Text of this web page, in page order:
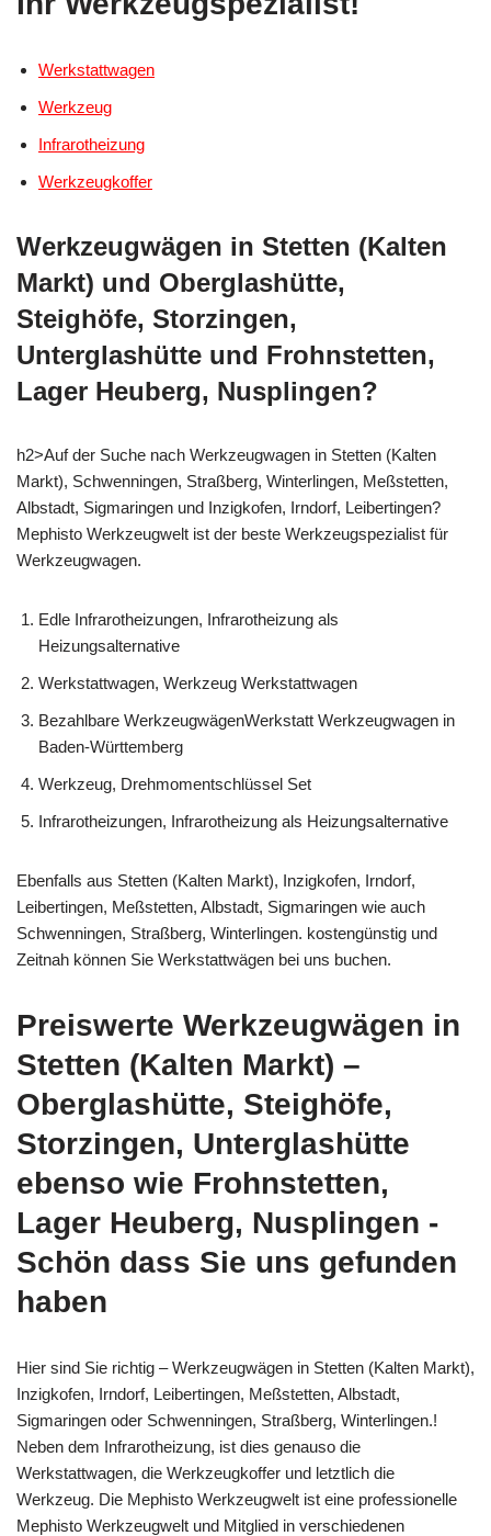
Werkstattwagen
Werkzeug
Infrarotheizung
Werkzeugkoffer
Werkzeugwägen in Stetten (Kalten
Markt) und Oberglashütte,
Steighöfe, Storzingen,
Unterglashütte und Frohnstetten,
Lager Heuberg, Nusplingen?
h2>Auf der Suche nach Werkzeugwagen in Stetten (Kalten
Markt), Schwenningen, Straßberg, Winterlingen, Meßstetten,
Albstadt, Sigmaringen und Inzigkofen, Irndorf, Leibertingen?
Mephisto Werkzeugwelt ist der beste Werkzeugspezialist für
Werkzeugwagen.
Edle Infrarotheizungen, Infrarotheizung als
Heizungsalternative
Werkstattwagen, Werkzeug Werkstattwagen
Bezahlbare WerkzeugwägenWerkstatt Werkzeugwagen in
Baden-Württemberg
Werkzeug, Drehmomentschlüssel Set
Infrarotheizungen, Infrarotheizung als Heizungsalternative
Ebenfalls aus Stetten (Kalten Markt), Inzigkofen, Irndorf,
Leibertingen, Meßstetten, Albstadt, Sigmaringen wie auch
Schwenningen, Straßberg, Winterlingen. kostengünstig und
Zeitnah können Sie Werkstattwägen bei uns buchen.
Preiswerte Werkzeugwägen in
Stetten (Kalten Markt) –
Oberglashütte, Steighöfe,
Storzingen, Unterglashütte
ebenso wie Frohnstetten,
Lager Heuberg, Nusplingen -
Schön dass Sie uns gefunden
haben
Hier sind Sie richtig – Werkzeugwägen in Stetten (Kalten Markt),
Inzigkofen, Irndorf, Leibertingen, Meßstetten, Albstadt,
Sigmaringen oder Schwenningen, Straßberg, Winterlingen.!
Neben dem Infrarotheizung, ist dies genauso die
Werkstattwagen, die Werkzeugkoffer und letztlich die
Werkzeug. Die Mephisto Werkzeugwelt ist eine professionelle
Mephisto Werkzeugwelt und Mitglied in verschiedenen